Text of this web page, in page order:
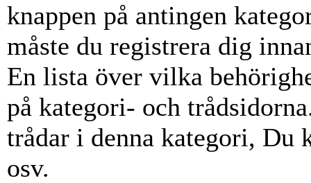
knappen på antingen
måste du registrera dig
En lista över vilka
på kategori- och
trådar i denna kategori, Du
osv.